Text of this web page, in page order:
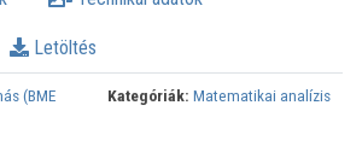
Letöltés
(BME
Kategóriák: Matematikai analízis